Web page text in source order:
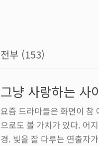
전부 (153)
그냥 사랑하는 사
요즘 드라마들은 화면이 참
으로도 볼 가치가 있다. 어
경. 빛을 잘 다루는 연출자